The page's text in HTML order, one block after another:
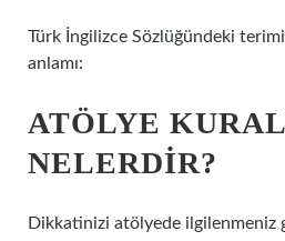
Türk İngilizce Sözlüğündeki
anlamı:
ATÖLYE
NELERDIR?
Dikkatinizi atölyede ilgilenmeniz